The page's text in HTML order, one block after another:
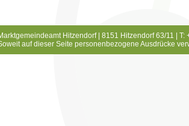
Hitzendorf | 8151 Hitzendorf 63/11 |
auf dieser Seite personenbezogene Ausdrücke